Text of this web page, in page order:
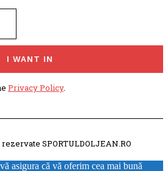
I WANT IN
Privacy Policy.
SPORTULDOLJEAN.RO
asigura că vă oferim cea mai bună